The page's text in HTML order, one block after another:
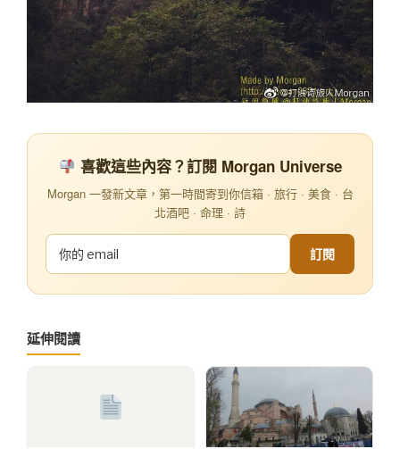
喜歡這些內容？訂閱 Morgan Universe
Morgan 一發新文章，第一時間寄到你信箱 · 旅行 · 美食 · 台
北酒吧 · 命理 · 詩
訂閱
延伸閱讀